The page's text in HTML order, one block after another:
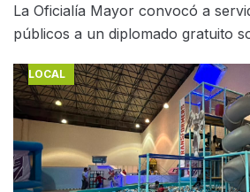
La Oficialía Mayor convocó a
públicos a un diplomado gratuito
LOCAL